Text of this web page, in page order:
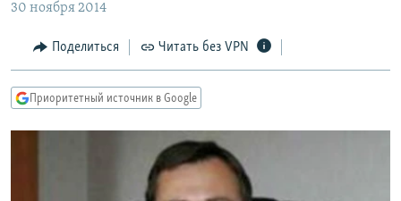
Вернутся
Вернутся
МНЕНИЯ
КУЛЬТУРА
КАВКАЗ.РЕАЛИИ
30 ноября 2014
Поделиться Читать без VPN
Приоритетный источник в Google